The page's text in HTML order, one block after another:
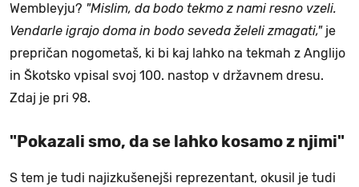
Wembleyju? "Mislim, da bodo tekmo z nami resno vzeli.
Vendarle igrajo doma in bodo seveda želeli zmagati," je
prepričan nogometaš, ki bi kaj lahko na tekmah z Anglijo
in Škotsko vpisal svoj 100. nastop v državnem dresu.
Zdaj je pri 98.
"Pokazali smo, da se lahko kosamo z njimi"
S tem je tudi najizkušenejši reprezentant, okusil je tudi